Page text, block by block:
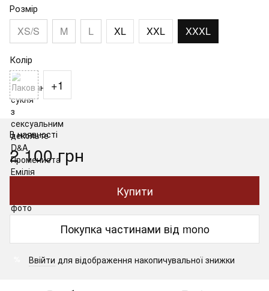
Розмір
XS/S M L XL XXL XXXL
Колір
+1
В наявності
2 100 грн
Купити
Покупка частинами від mono
Ввійти для відображення накопичувальної знижки